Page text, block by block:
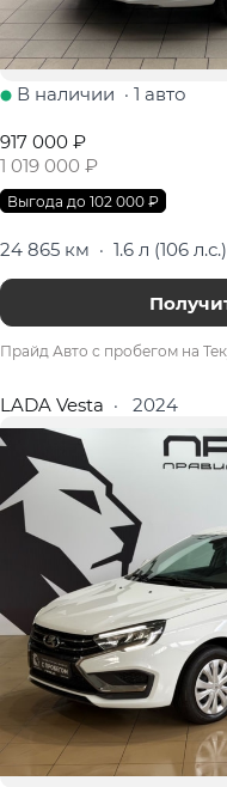
В наличии · 1 авто
917 000 ₽
1 019 000 ₽
Выгода до 102 000 ₽
24 865 км · 1.6 л (106
Прайд Авто с пробегом на
LADA Vesta · 2024